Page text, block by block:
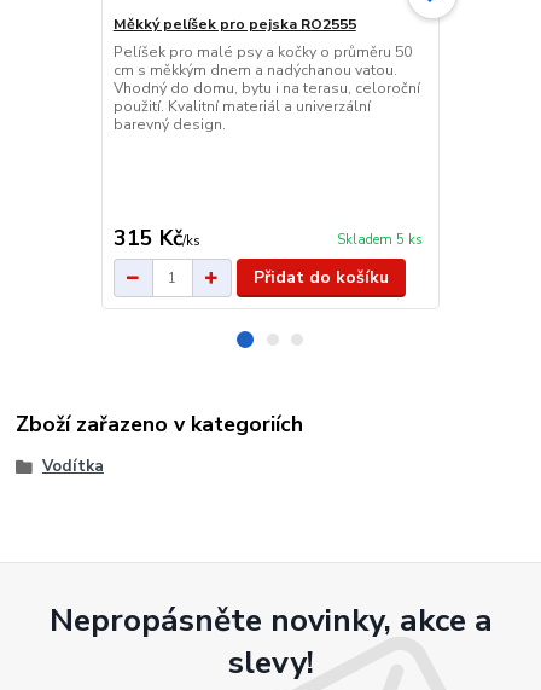
Měkký pelíšek pro pejska RO2555
Pelíšek pro malé psy a kočky o průměru 50
cm s měkkým dnem a nadýchanou vatou.
Vhodný do domu, bytu i na terasu, celoroční
použití. Kvalitní materiál a univerzální
barevný design.
315 Kč/ks Skladem 5 ks
Přidat do košíku
Zboží zařazeno v kategoriích
Vodítka
Nepropásněte novinky, akce a
slevy!